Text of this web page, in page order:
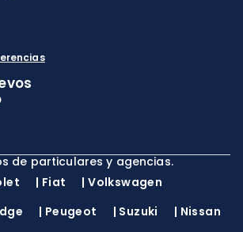
de particulares y agencias.
| Fiat |Volkswagen
| Peugeot | Suzuki | Nissan